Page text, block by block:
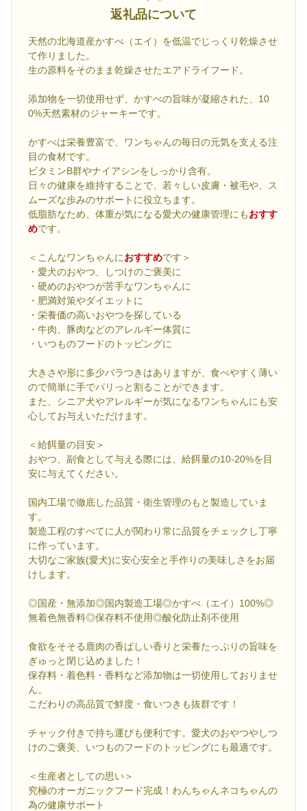
返礼品について
天然の北海道産かすべ（エイ）を低温でじっくり乾燥させ
て作りました。
生の原料をそのまま乾燥させたエアドライフード。
添加物を一切使用せず、かすべの旨味が凝縮された、10
0%天然素材のジャーキーです。
かすべは栄養豊富で、ワンちゃんの毎日の元気を支える注
目の食材です。
ビタミンB群やナイアシンをしっかり含有。
日々の健康を維持することで、若々しい皮膚・被毛や、ス
ムーズな歩みのサポートに役立ちます。
低脂肪なため、体重が気になる愛犬の健康管理にもおすす
めです。
＜こんなワンちゃんにおすすめです＞
・愛犬のおやつ、しつけのご褒美に
・硬めのおやつが苦手なワンちゃんに
・肥満対策やダイエットに
・栄養価の高いおやつを探している
・牛肉、豚肉などのアレルギー体質に
・いつものフードのトッピングに
大きさや形に多少バラつきはありますが、食べやすく薄い
ので簡単に手でパリっと割ることができます。
また、シニア犬やアレルギーが気になるワンちゃんにも安
心してお与えいただけます。
＜給餌量の目安＞
おやつ、副食として与える際には、給餌量の10-20%を目
安に与えてください。
国内工場で徹底した品質・衛生管理のもと製造していま
す。
製造工程のすべてに人が関わり常に品質をチェックし丁寧
に作っています。
大切なご家族(愛犬)に安心安全と手作りの美味しさをお届
けします。
◎国産・無添加◎国内製造工場◎かすべ（エイ）100%◎
無着色無香料◎保存料不使用◎酸化防止剤不使用
食欲をそそる鹿肉の香ばしい香りと栄養たっぷりの旨味を
ぎゅっと閉じ込めました！
保存料・着色料・香料など添加物は一切使用しておりませ
ん。
こだわりの高品質で鮮度・食いつきも抜群です！
チャック付きで持ち運びも便利です。愛犬のおやつやしつ
けのご褒美、いつものフードのトッピングにも最適です。
＜生産者としての思い＞
究極のオーガニックフード完成！わんちゃんネコちゃんの
為の健康サポート